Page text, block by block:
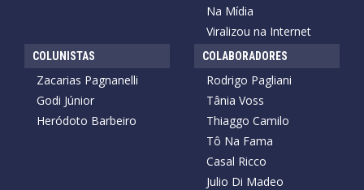
Na Mídia
Viralizou na Internet
COLUNISTAS
Zacarias Pagnanelli
Godi Júnior
Heródoto Barbeiro
COLABORADORES
Rodrigo Pagliani
Tânia Voss
Thiaggo Camilo
Tô Na Fama
Casal Ricco
Julio Di Madeo